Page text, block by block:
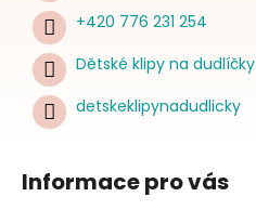
+420 776 231 254
Dětské klipy na dudlíčky
detskeklipynadudlicky
Informace pro vás